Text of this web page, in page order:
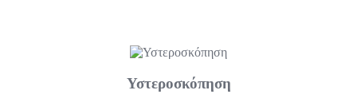
Υστεροσκόπηση